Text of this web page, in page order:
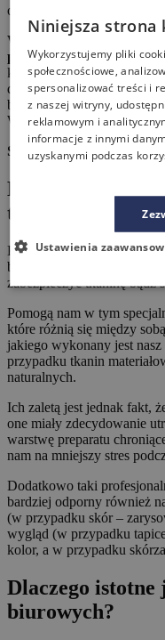
oferujący profesjonalne
Warto jednak przywiązać
pracy, już na jej początku
konserwacja krzesła
działań niepożądanych (i
butami na siedzisko
Ważna jest również
Sprawdź: jak dobrać
Konserwacja
to ważne?
Konserwowanie krzeseł
będą nam służyć na
zabezpieczyć tkaninę bądź
Pomogą nam w tym
które różnią się między
jakiego wykonany jest
przypadku tkanin
naturalnych.
Ich zaletą jest jednak fakt,
one miały zdecydowanie
warstwę preparatu
nam na mniejszy stres
Dodatkowo taki
bardziej odporny również
(w przypadku skór –
wygląd (w przypadku
kolor, a w przypadku
Dlaczego istotne
biurowych?
Niniejsza strona
Wykorzystujemy pliki
społecznościowe,
spersonalizować treści i
z naszej witryny,
reklamowym i
informacje z innymi
uzyskanymi podczas
Ustawienia